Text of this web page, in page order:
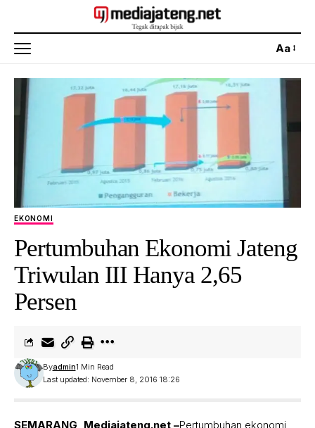
Aa
EKONOMI
Pertumbuhan Ekonomi Jateng
Triwulan III Hanya 2,65
Persen
Last updated: November 8, 2016 18:26
Byadmin1 Min Read
SEMARANG, Mediajateng.net –Pertumbuhan ekonomi